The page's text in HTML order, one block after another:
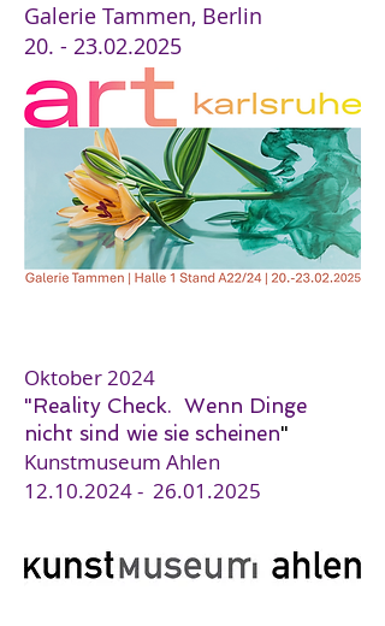
Galerie Tammen, Berlin
20. - 23.02.2025
Oktober 2024
"Reality Check. Wenn Dinge
nicht sind wie sie scheinen"
Kunstmuseum Ahlen
12.10.2024 - 26.01.2025